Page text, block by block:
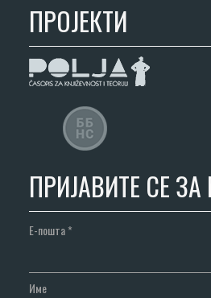
ПРОЈЕКТИ
ПРИЈАВИТЕ СЕ ЗА
Е-пошта*
Име